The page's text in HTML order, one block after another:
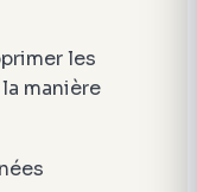
les
manière